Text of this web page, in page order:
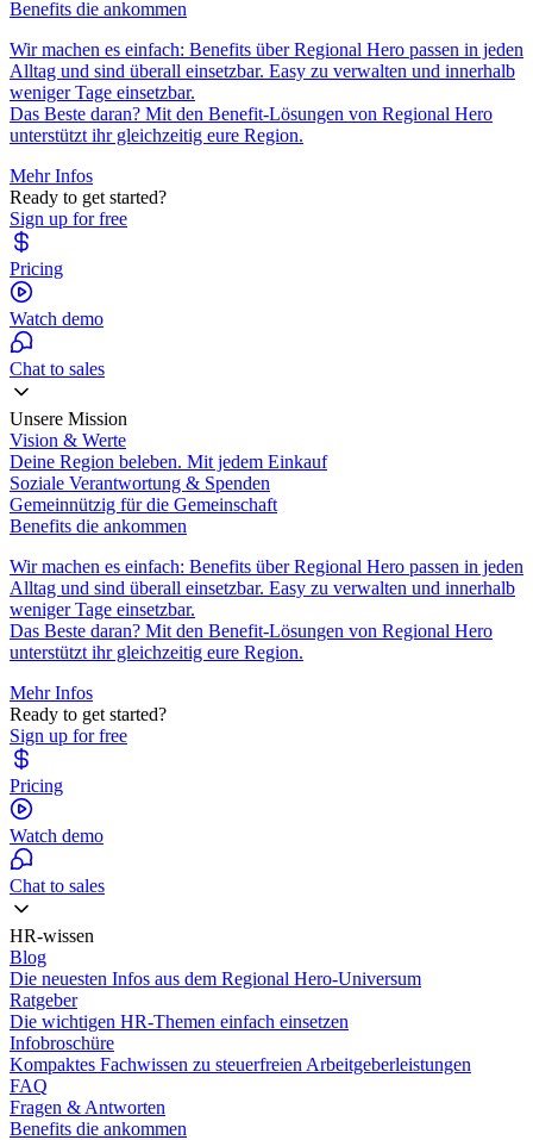
Benefits die ankommen
Wir machen es einfach: Benefits über Regional Hero passen in jeden
Alltag und sind überall einsetzbar. Easy zu verwalten und innerhalb
weniger Tage einsetzbar.
Das Beste daran? Mit den Benefit-Lösungen von Regional Hero
unterstützt ihr gleichzeitig eure Region.
Mehr Infos
Ready to get started?
Sign up for free
Pricing
Watch demo
Chat to sales
Unsere Mission
Vision & Werte
Deine Region beleben. Mit jedem Einkauf
Soziale Verantwortung & Spenden
Gemeinnützig für die Gemeinschaft
Benefits die ankommen
Wir machen es einfach: Benefits über Regional Hero passen in jeden
Alltag und sind überall einsetzbar. Easy zu verwalten und innerhalb
weniger Tage einsetzbar.
Das Beste daran? Mit den Benefit-Lösungen von Regional Hero
unterstützt ihr gleichzeitig eure Region.
Mehr Infos
Ready to get started?
Sign up for free
Pricing
Watch demo
Chat to sales
HR-wissen
Blog
Die neuesten Infos aus dem Regional Hero-Universum
Ratgeber
Die wichtigen HR-Themen einfach einsetzen
Infobroschüre
Kompaktes Fachwissen zu steuerfreien Arbeitgeberleistungen
FAQ
Fragen & Antworten
Benefits die ankommen